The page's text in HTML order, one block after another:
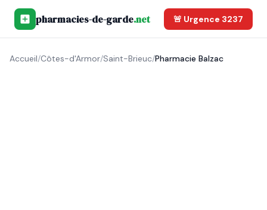
pharmacies-de-garde.net 🚨 Urgence 3237
Accueil/Côtes-d'Armor/Saint-Brieuc/Pharmacie Balzac